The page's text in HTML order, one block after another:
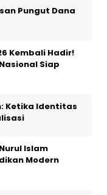
Pungut Dana
Kembali Hadir!
Siap
Ketika Identitas
Islam
Modern